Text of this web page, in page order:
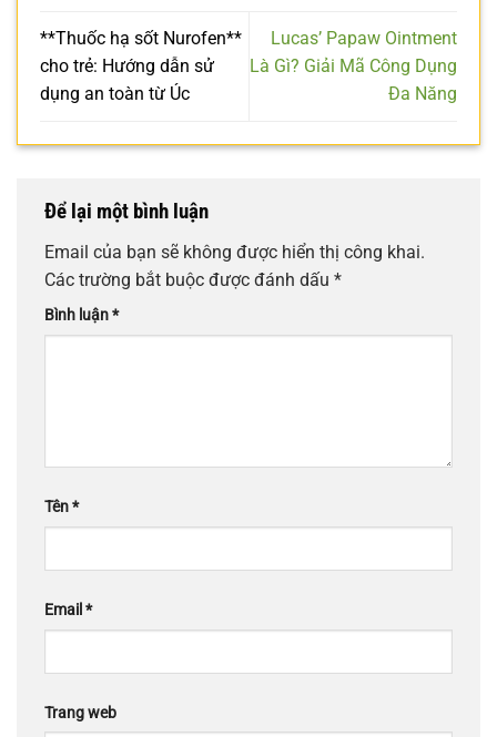
**Thuốc hạ sốt Nurofen**
cho trẻ: Hướng dẫn sử
dụng an toàn từ Úc
Lucas’ Papaw Ointment
Là Gì? Giải Mã Công Dụng
Đa Năng
Để lại một bình luận
Email của bạn sẽ không được hiển thị công khai.
Các trường bắt buộc được đánh dấu *
Bình luận*
Tên*
Email *
Trang web